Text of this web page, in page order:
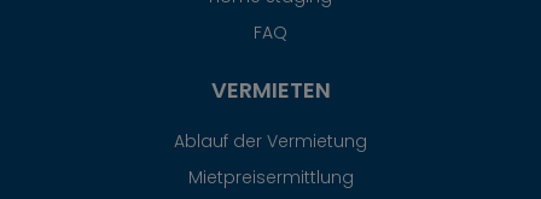
FAQ
VERMIETEN
Ablauf der Vermietung
Mietpreisermittlung